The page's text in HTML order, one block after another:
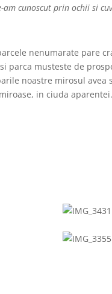
cunoscut prin ochii si
nenumarate pare
parca musteste de
noastre mirosul avea
in ciuda aparentei.